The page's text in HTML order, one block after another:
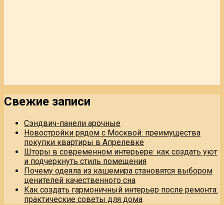
Свежие записи
Сэндвич-панели арочные
Новостройки рядом с Москвой: преимущества
покупки квартиры в Апрелевке
Шторы в современном интерьере: как создать уют
и подчеркнуть стиль помещения
Почему одеяла из кашемира становятся выбором
ценителей качественного сна
Как создать гармоничный интерьер после ремонта:
практические советы для дома